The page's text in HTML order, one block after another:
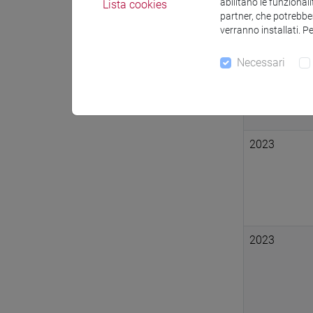
2024
2023
2023
Lista cookies
abilitano le
partner, che
verranno installati.
Necessari